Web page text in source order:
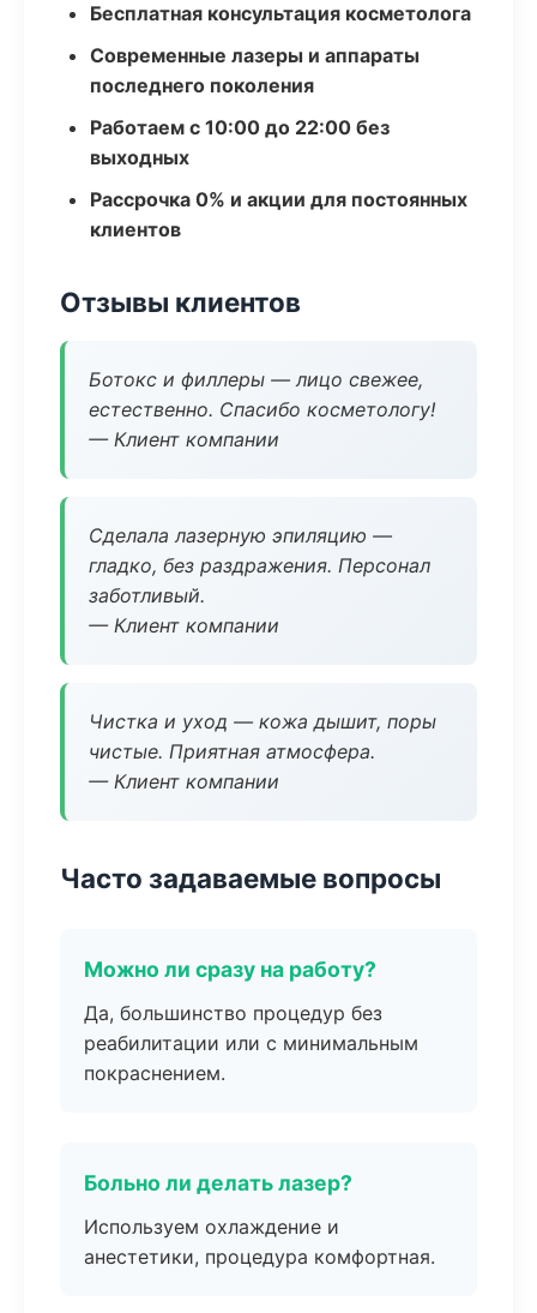
Бесплатная консультация косметолога
Современные лазеры и аппараты
последнего поколения
Работаем с 10:00 до 22:00 без
выходных
Рассрочка 0% и акции для постоянных
клиентов
Отзывы клиентов
Ботокс и филлеры — лицо свежее,
естественно. Спасибо косметологу!
— Клиент компании
Сделала лазерную эпиляцию —
гладко, без раздражения. Персонал
заботливый.
— Клиент компании
Чистка и уход — кожа дышит, поры
чистые. Приятная атмосфера.
— Клиент компании
Часто задаваемые вопросы
Можно ли сразу на работу?
Да, большинство процедур без
реабилитации или с минимальным
покраснением.
Больно ли делать лазер?
Используем охлаждение и
анестетики, процедура комфортная.